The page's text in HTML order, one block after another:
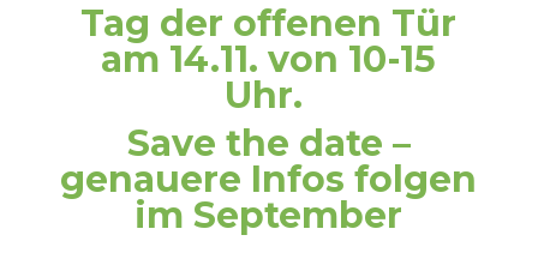
Tag der offenen Tür
am 14.11. von 10-15
Uhr.
Save the date –
genauere Infos folgen
im September